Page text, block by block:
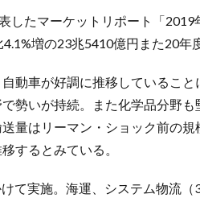
したマーケットリポート「2019
増の23兆5410億円また20年
動車が好調に推移しているこ
勢いが持続。また化学品分野
量はリーマン・ショック前の
するとみている。
て実施。海運、システム物流